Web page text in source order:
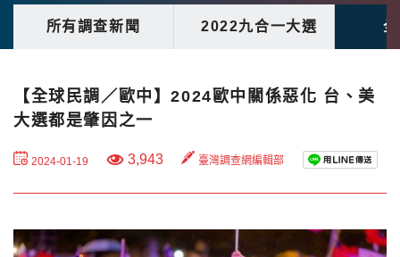
所有調查新聞 2022九合一大選
【全球民調／歐中】2024歐中關係惡化 台、美
大選都是肇因之一
2024-01-19 3,943 臺灣調查網編輯部